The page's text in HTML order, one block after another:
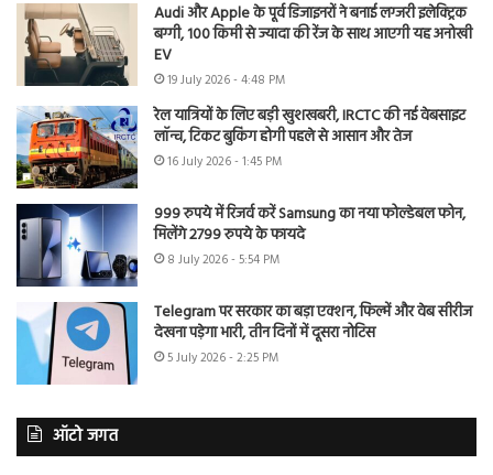
Audi और Apple के पूर्व डिजाइनरों ने बनाई लग्जरी इलेक्ट्रिक
बग्गी, 100 किमी से ज्यादा की रेंज के साथ आएगी यह अनोखी
EV
19 July 2026 - 4:48 PM
रेल यात्रियों के लिए बड़ी खुशखबरी, IRCTC की नई वेबसाइट
लॉन्च, टिकट बुकिंग होगी पहले से आसान और तेज
16 July 2026 - 1:45 PM
999 रुपये में रिजर्व करें Samsung का नया फोल्डेबल फोन,
मिलेंगे 2799 रुपये के फायदे
8 July 2026 - 5:54 PM
Telegram पर सरकार का बड़ा एक्शन, फिल्में और वेब सीरीज
देखना पड़ेगा भारी, तीन दिनों में दूसरा नोटिस
5 July 2026 - 2:25 PM
ऑटो जगत